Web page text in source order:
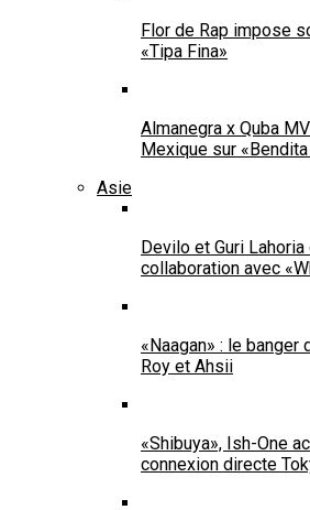
Flor de Rap impose
«Tipa Fina»
Almanegra x Quba
Mexique sur
Asie
Devilo et Guri
collaboration avec
«Naagan» : le banger
Roy et Ahsii
«Shibuya», Ish-One
connexion directe